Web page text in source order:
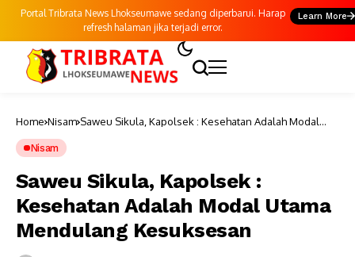
Portal Tribrata News Lhokseumawe sedang diperbarui. Harap
refresh halaman jika terjadi error.
Learn More
Home Nisam Saweu Sikula, Kapolsek : Kesehatan Adalah Modal
Nisam
Saweu Sikula, Kapolsek :
Kesehatan Adalah Modal Utama
Mendulang Kesuksesan